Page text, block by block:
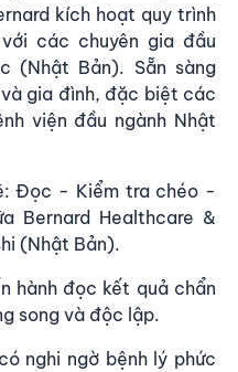
kích hoạt quy trình
các chuyên gia đầu
(Nhật Bản). Sẵn sàng
gia đình, đặc biệt các
viện đầu ngành Nhật
Đọc - Kiểm tra chéo -
Bernard Healthcare &
(Nhật Bản).
hành đọc kết quả chẩn
song và độc lập.
nghi ngờ bệnh lý phức